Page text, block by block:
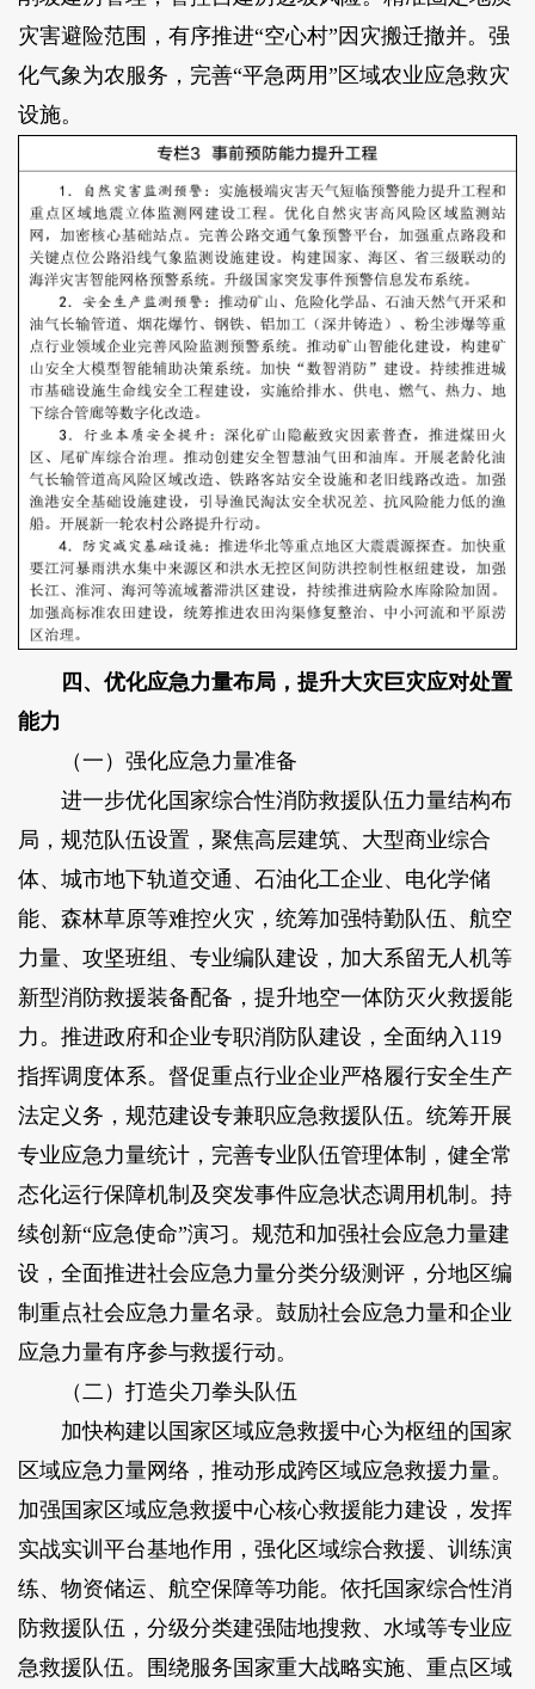
灾害避险范围，有序推进“空心村”因灾搬迁撤并。强
化气象为农服务，完善“平急两用”区域农业应急救灾
设施。
四、优化应急力量布局，提升大灾巨灾应对处置
能力
（一）强化应急力量准备
进一步优化国家综合性消防救援队伍力量结构布
局，规范队伍设置，聚焦高层建筑、大型商业综合
体、城市地下轨道交通、石油化工企业、电化学储
能、森林草原等难控火灾，统筹加强特勤队伍、航空
力量、攻坚班组、专业编队建设，加大系留无人机等
新型消防救援装备配备，提升地空一体防灭火救援能
力。推进政府和企业专职消防队建设，全面纳入119
指挥调度体系。督促重点行业企业严格履行安全生产
法定义务，规范建设专兼职应急救援队伍。统筹开展
专业应急力量统计，完善专业队伍管理体制，健全常
态化运行保障机制及突发事件应急状态调用机制。持
续创新“应急使命”演习。规范和加强社会应急力量建
设，全面推进社会应急力量分类分级测评，分地区编
制重点社会应急力量名录。鼓励社会应急力量和企业
应急力量有序参与救援行动。
（二）打造尖刀拳头队伍
加快构建以国家区域应急救援中心为枢纽的国家
区域应急力量网络，推动形成跨区域应急救援力量。
加强国家区域应急救援中心核心救援能力建设，发挥
实战实训平台基地作用，强化区域综合救援、训练演
练、物资储运、航空保障等功能。依托国家综合性消
防救援队伍，分级分类建强陆地搜救、水域等专业应
急救援队伍。围绕服务国家重大战略实施、重点区域